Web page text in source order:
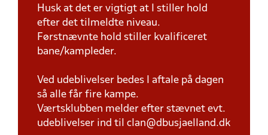
Husk at det er vigtigt at I stiller hold
efter det tilmeldte niveau.
Førstnævnte hold stiller kvalificeret
bane/kampleder.
Ved udeblivelser bedes I aftale på dagen
så alle får fire kampe.
Værtsklubben melder efter stævnet evt.
udeblivelser ind til clan@dbusjaelland.dk